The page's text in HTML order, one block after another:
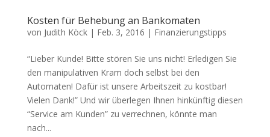
Kosten für Behebung an Bankomaten
von Judith Köck| Feb. 3, 2016 | Finanzierungstipps
“Lieber Kunde! Bitte stören Sie uns nicht! Erledigen Sie
den manipulativen Kram doch selbst bei den
Automaten! Dafür ist unsere Arbeitszeit zu kostbar!
Vielen Dank!” Und wir überlegen Ihnen hinkünftig diesen
“Service am Kunden” zu verrechnen, könnte man
nach...